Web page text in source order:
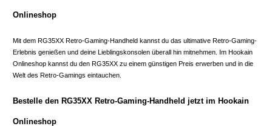
Onlineshop
Mit dem RG35XX Retro-Gaming-Handheld kannst du das ultimative Retro-Gaming-
Erlebnis genießen und deine Lieblingskonsolen überall hin mitnehmen. Im Hookain
Onlineshop kannst du den RG35XX zu einem günstigen Preis erwerben und in die
Welt des Retro-Gamings eintauchen.
Bestelle den RG35XX Retro-Gaming-Handheld jetzt im Hookain
Onlineshop